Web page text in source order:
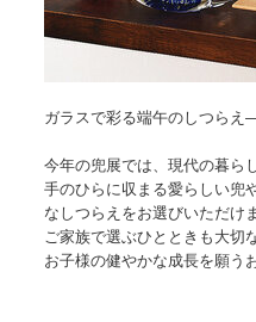
ガラスで彩る端午のしつらえ
今年の兜展では、現代の暮ら
手のひらに収まる愛らしい兜
なしつらえをお選びいただけ
ご家族で選ぶひとときも大切
お子様の健やかな成長を願う